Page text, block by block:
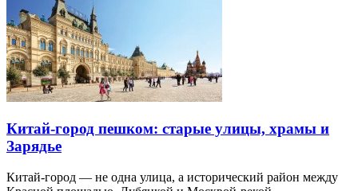
Китай-город пешком: старые улицы, храмы и
Зарядье
Китай-город — не одна улица, а исторический район между